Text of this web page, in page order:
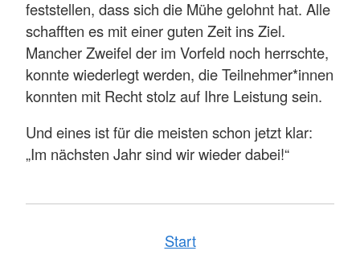
feststellen, dass sich die Mühe gelohnt hat. Alle
schafften es mit einer guten Zeit ins Ziel.
Mancher Zweifel der im Vorfeld noch herrschte,
konnte wiederlegt werden, die Teilnehmer*innen
konnten mit Recht stolz auf Ihre Leistung sein.
Und eines ist für die meisten schon jetzt klar:
„Im nächsten Jahr sind wir wieder dabei!“
Start